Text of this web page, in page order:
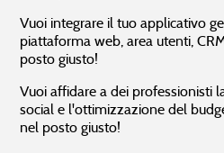
Vuoi integrare il tuo applicativo
piattaforma web, area utenti,
posto giusto!
Vuoi affidare a dei professionisti
social e l'ottimizzazione del
nel posto giusto!